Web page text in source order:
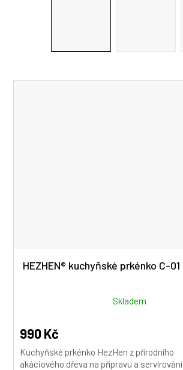
HEZHEN® kuchyňské prkénko C-01
produktu
je
5,0
z
Skladem
990 Kč
Kuchyňské prkénko HezHen z přírodního
akáciového dřeva na přípravu a servírování